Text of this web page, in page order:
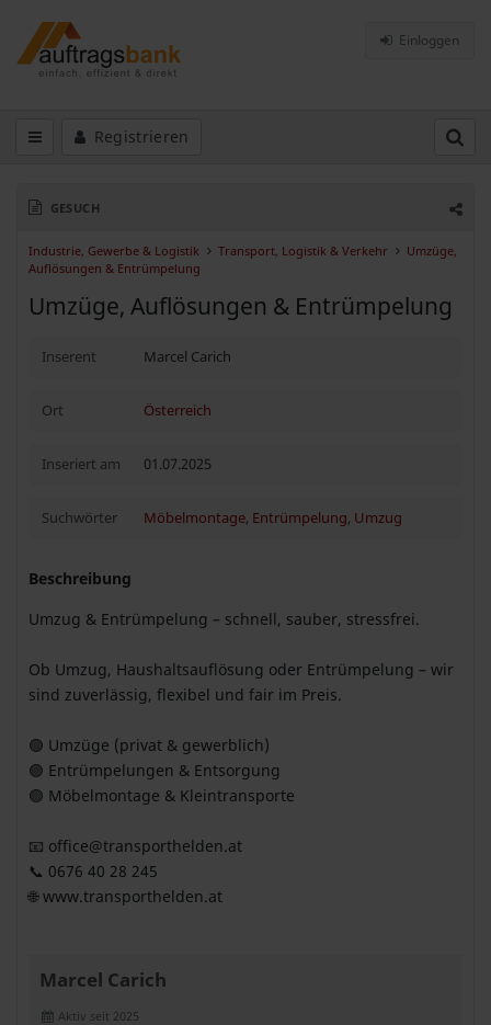
Einloggen
Registrieren
GESUCH
Industrie, Gewerbe & Logistik Transport, Logistik & Verkehr
Umzüge,
Auflösungen & Entrümpelung
Umzüge, Auflösungen & Entrümpelung
Inserent Marcel Carich
Ort Österreich
Inseriert am 01.07.2025
Suchwörter Möbelmontage, Entrümpelung, Umzug
Beschreibung
Umzug & Entrümpelung – schnell, sauber, stressfrei.
Ob Umzug, Haushaltsauflösung oder Entrümpelung – wir
sind zuverlässig, flexibel und fair im Preis.
🟢 Umzüge (privat & gewerblich)
🟢 Entrümpelungen & Entsorgung
🟢 Möbelmontage & Kleintransporte
📧 office@transporthelden.at
📞 0676 40 28 245
🌐 www.transporthelden.at
Marcel Carich
Aktiv seit 2025